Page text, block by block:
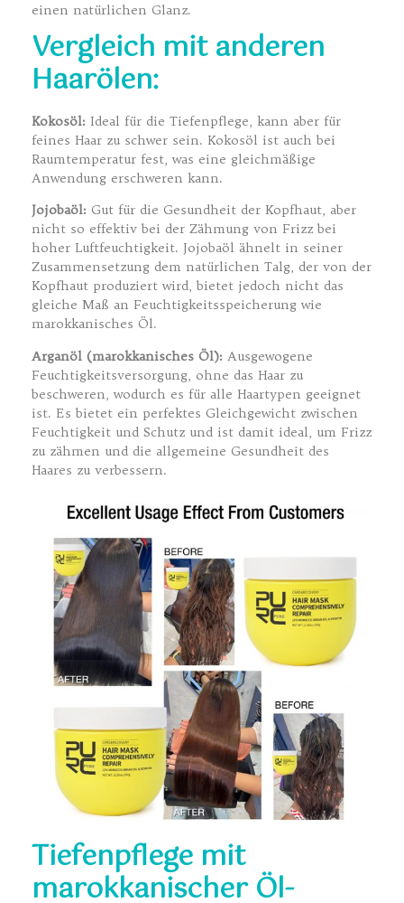
einen natürlichen Glanz.
Vergleich mit anderen
Haarölen:
Kokosöl: Ideal für die Tiefenpflege, kann aber für
feines Haar zu schwer sein. Kokosöl ist auch bei
Raumtemperatur fest, was eine gleichmäßige
Anwendung erschweren kann.
Jojobaöl: Gut für die Gesundheit der Kopfhaut, aber
nicht so effektiv bei der Zähmung von Frizz bei
hoher Luftfeuchtigkeit. Jojobaöl ähnelt in seiner
Zusammensetzung dem natürlichen Talg, der von der
Kopfhaut produziert wird, bietet jedoch nicht das
gleiche Maß an Feuchtigkeitsspeicherung wie
marokkanisches Öl.
Arganöl (marokkanisches Öl): Ausgewogene
Feuchtigkeitsversorgung, ohne das Haar zu
beschweren, wodurch es für alle Haartypen geeignet
ist. Es bietet ein perfektes Gleichgewicht zwischen
Feuchtigkeit und Schutz und ist damit ideal, um Frizz
zu zähmen und die allgemeine Gesundheit des
Haares zu verbessern.
Tiefenpflege mit
marokkanischer Öl-